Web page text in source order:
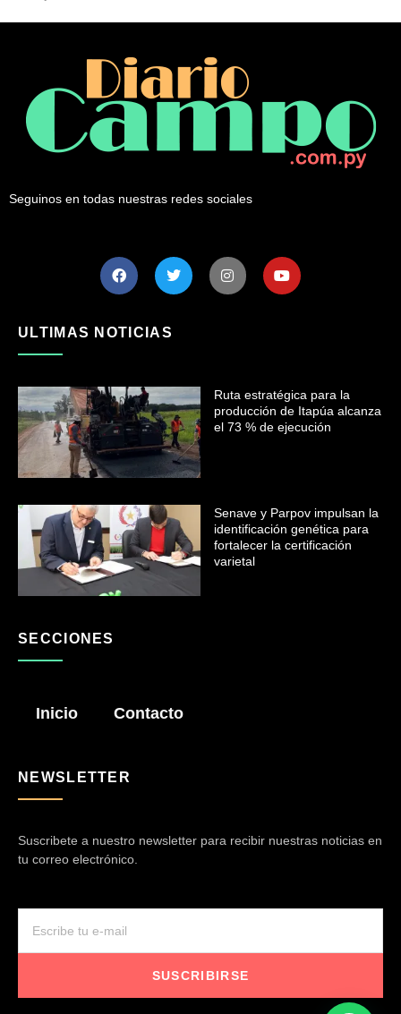
Seguinos en todas nuestras redes sociales
ULTIMAS NOTICIAS
Ruta estratégica para la
producción de Itapúa alcanza
el 73 % de ejecución
Senave y Parpov impulsan la
identificación genética para
fortalecer la certificación
varietal
SECCIONES
Inicio Contacto
NEWSLETTER
Suscribete a nuestro newsletter para recibir nuestras noticias en
tu correo electrónico.
SUSCRIBIRSE